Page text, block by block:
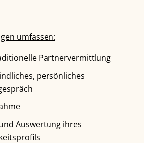
umfassen:
Partnervermittlung
persönliches
Auswertung ihres